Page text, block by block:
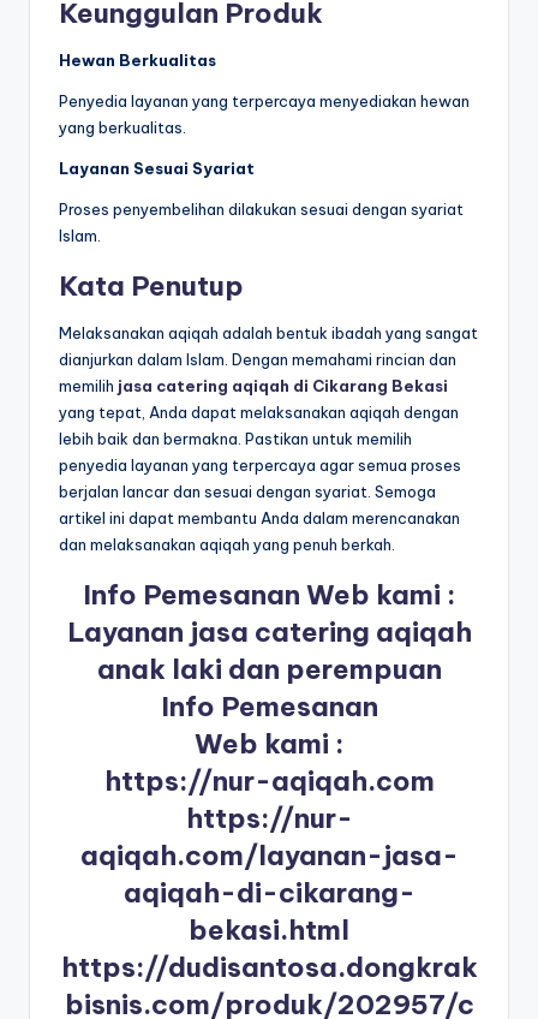
Keunggulan Produk
Hewan Berkualitas
Penyedia layanan yang terpercaya menyediakan hewan
yang berkualitas.
Layanan Sesuai Syariat
Proses penyembelihan dilakukan sesuai dengan syariat
Islam.
Kata Penutup
Melaksanakan aqiqah adalah bentuk ibadah yang sangat
dianjurkan dalam Islam. Dengan memahami rincian dan
memilih jasa catering aqiqah di Cikarang Bekasi
yang tepat, Anda dapat melaksanakan aqiqah dengan
lebih baik dan bermakna. Pastikan untuk memilih
penyedia layanan yang terpercaya agar semua proses
berjalan lancar dan sesuai dengan syariat. Semoga
artikel ini dapat membantu Anda dalam merencanakan
dan melaksanakan aqiqah yang penuh berkah.
Info Pemesanan Web kami :
Layanan jasa catering aqiqah
anak laki dan perempuan
Info Pemesanan
Web kami :
https://nur-aqiqah.com
https://nur-
aqiqah.com/layanan-jasa-
aqiqah-di-cikarang-
bekasi.html
https://dudisantosa.dongkrak
bisnis.com/produk/202957/c